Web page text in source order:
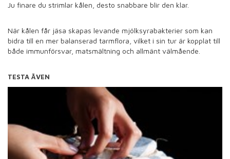
Ju finare du strimlar kålen, desto snabbare blir den klar.
När kålen får jäsa skapas levande mjölksyrabakterier som kan
bidra till en mer balanserad tarmflora, vilket i sin tur är kopplat till
både immunförsvar, matsmältning och allmänt välmående.
TESTA ÄVEN